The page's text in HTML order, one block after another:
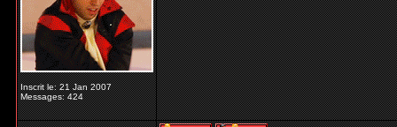
Inscrit le: 21 Jan 2007
Messages: 424